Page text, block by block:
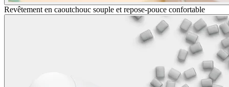
Revêtement en caoutchouc souple et repose-pouce confortable